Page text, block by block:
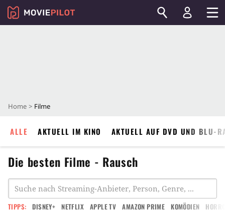
Home Filme
ALLE AKTUELL IM KINO AKTUELL AUF DVD UND BLU-
Die besten Filme - Rausch
TIPPS: DISNEY+ NETFLIX APPLE TV AMAZON PRIME KOMÖDIEN